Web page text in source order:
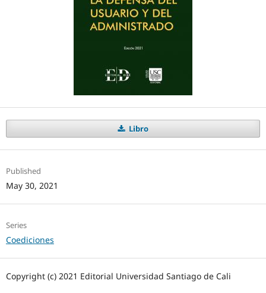
Libro
Published
May 30, 2021
Series
Coediciones
Copyright (c) 2021 Editorial Universidad Santiago de Cali